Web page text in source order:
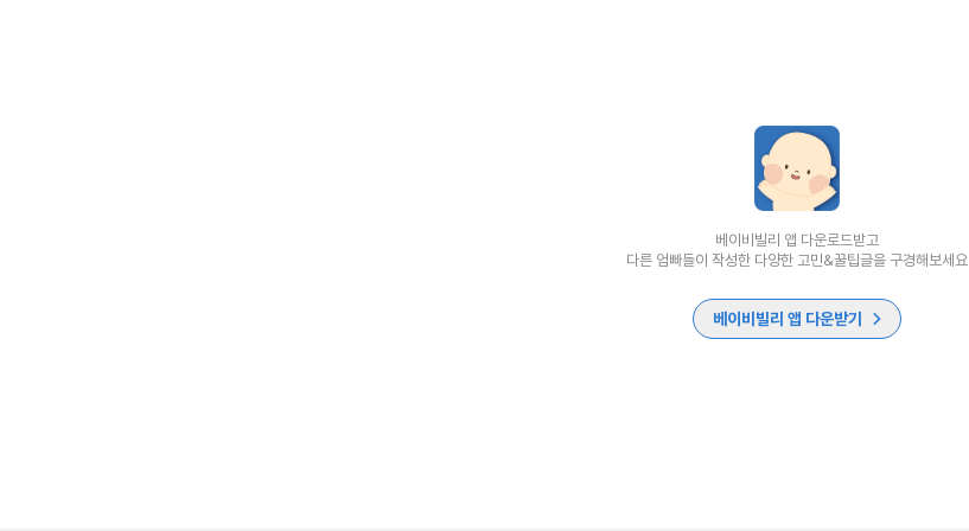
베이비빌리 앱 다운로드받고
다른 엄빠들이 작성한 다양한 고민&꿀팁글을 구경해보세요
베이비빌리 앱 다운받기